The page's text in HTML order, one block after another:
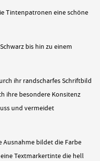
Tintenpatronen eine schöne
bis hin zu einem
ihr randscharfes Schriftbild
ihre besondere Konsitenz
und vermeidet
Ausnahme bildet die Farbe
Textmarkertinte die hell